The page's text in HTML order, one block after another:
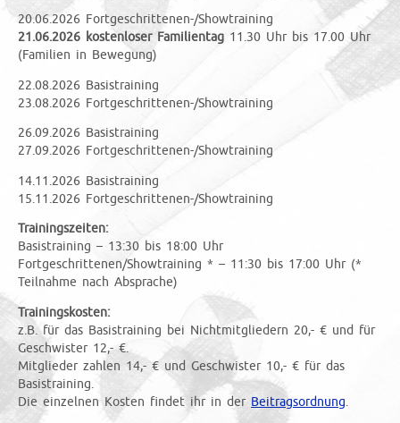
20.06.2026 Fortgeschrittenen-/Showtraining
21.06.2026 kostenloser Familientag 11.30 Uhr bis 17.00 Uhr
(Familien in Bewegung)
22.08.2026 Basistraining
23.08.2026 Fortgeschrittenen-/Showtraining
26.09.2026 Basistraining
27.09.2026 Fortgeschrittenen-/Showtraining
14.11.2026 Basistraining
15.11.2026 Fortgeschrittenen-/Showtraining
Trainingszeiten:
Basistraining – 13:30 bis 18:00 Uhr
Fortgeschrittenen/Showtraining * – 11:30 bis 17:00 Uhr (*
Teilnahme nach Absprache)
Trainingskosten:
z.B. für das Basistraining bei Nichtmitgliedern 20,- € und für
Geschwister 12,- €.
Mitglieder zahlen 14,- € und Geschwister 10,- € für das
Basistraining.
Die einzelnen Kosten findet ihr in der Beitragsordnung.